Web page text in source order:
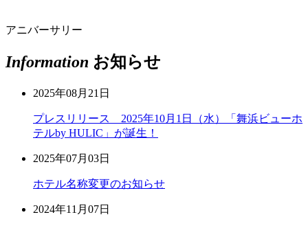
アニバーサリー
Information お知らせ
2025年08月21日
プレスリリース 2025年10月1日（水）「舞浜ビューホ
テルby HULIC」が誕生！
2025年07月03日
ホテル名称変更のお知らせ
2024年11月07日